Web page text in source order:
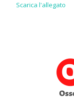
Scarica l'allegato